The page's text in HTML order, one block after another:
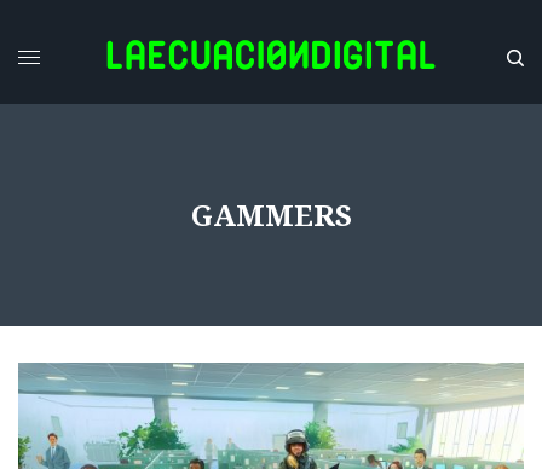
GAMMERS